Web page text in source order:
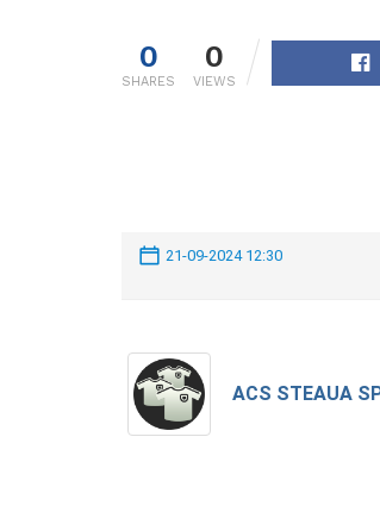
0
SHARES
0
VIEWS
21-09-2024 12:30